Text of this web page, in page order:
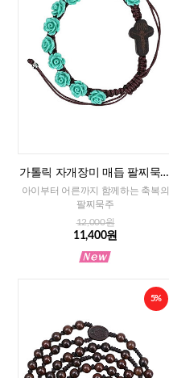
가톨릭 자개장미 매듭 팔찌묵주
(민트)-8mm
아이부터 어른까지 함께하는 축복의
팔찌묵주
12,000원
11,400원
5%